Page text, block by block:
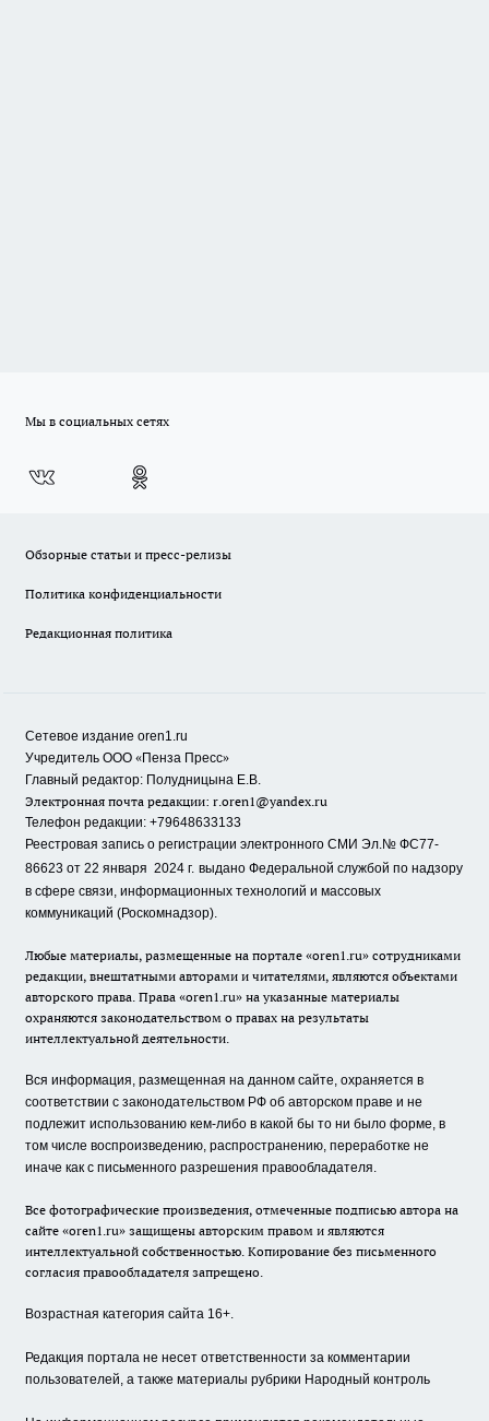
Мы в социальных сетях
Обзорные статьи и пресс-релизы
Политика конфиденциальности
Редакционная политика
Сетевое издание oren1.ru
Учредитель ООО «Пенза Пресс»
Главный редактор: Полудницына Е.В.
Электронная почта редакции: r.oren1@yandex.ru
Телефон редакции: +79648633133
Реестровая запись о регистрации электронного СМИ Эл.№ ФС77-
86623 от 22 января 2024 г. выдано Федеральной службой по надзору
в сфере связи, информационных технологий и массовых
коммуникаций (Роскомнадзор).
Любые материалы, размещенные на портале «oren1.ru» сотрудниками
редакции, внештатными авторами и читателями, являются объектами
авторского права. Права «oren1.ru» на указанные материалы
охраняются законодательством о правах на результаты
интеллектуальной деятельности.
Вся информация, размещенная на данном сайте, охраняется в
соответствии с законодательством РФ об авторском праве и не
подлежит использованию кем-либо в какой бы то ни было форме, в
том числе воспроизведению, распространению, переработке не
иначе как с письменного разрешения правообладателя.
Все фотографические произведения, отмеченные подписью автора на
сайте «oren1.ru» защищены авторским правом и являются
интеллектуальной собственностью. Копирование без письменного
согласия правообладателя запрещено.
Возрастная категория сайта 16+.
Редакция портала не несет ответственности за комментарии
пользователей, а также материалы рубрики Народный контроль